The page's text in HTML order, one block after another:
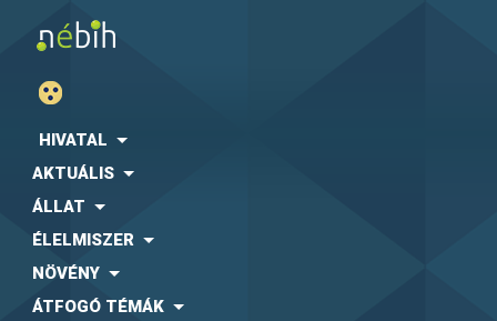
HIVATAL
AKTUÁLIS
ÁLLAT
ÉLELMISZER
NÖVÉNY
ÁTFOGÓ TÉMÁK